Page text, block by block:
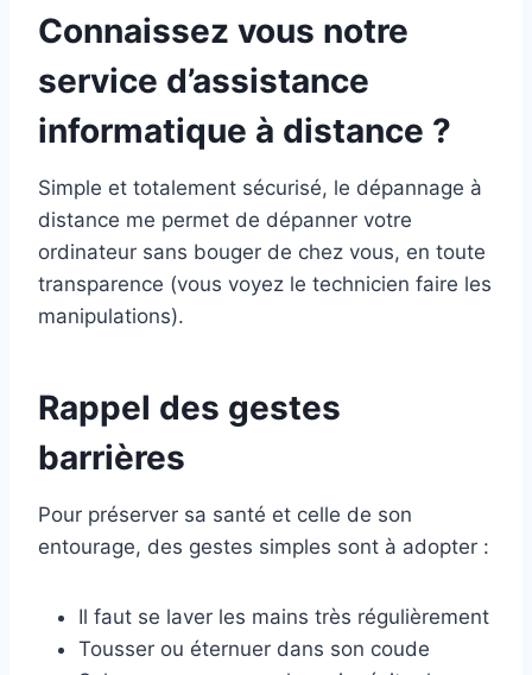
Connaissez vous notre
service d’assistance
informatique à distance ?
Simple et totalement sécurisé, le dépannage à
distance me permet de dépanner votre
ordinateur sans bouger de chez vous, en toute
transparence (vous voyez le technicien faire les
manipulations).
Rappel des gestes
barrières
Pour préserver sa santé et celle de son
entourage, des gestes simples sont à adopter :
Il faut se laver les mains très régulièrement
Tousser ou éternuer dans son coude